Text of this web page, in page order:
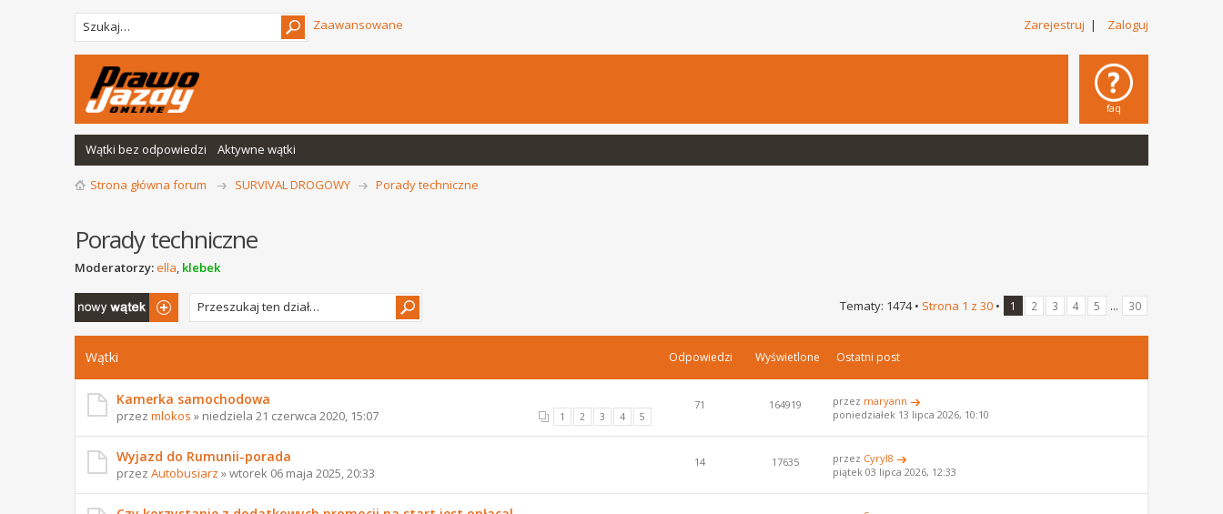
Zarejestruj | Zaloguj
Zaawansowane
faq
Wątki bez odpowiedzi Aktywne wątki
Strona główna forum SURVIVAL DROGOWY Porady techniczne
Porady techniczne
Moderatorzy:ella, klebek
Napisz wątek Tematy: 1474 • Strona 1 z 30 • 1 2 3 4 5 ... 30
Wątki Odpowiedzi Wyświetlone Ostatni post
Kamerka samochodowa
1 2 3 4 5
przez mlokos » niedziela 21 czerwca 2020, 15:07
71 164919 przez maryann
poniedziałek 13 lipca 2026, 10:10
Wyjazd do Rumunii-porada
przez Autobusiarz » wtorek 06 maja 2025, 20:33
14 17635 przez Cyryl8
piątek 03 lipca 2026, 12:33